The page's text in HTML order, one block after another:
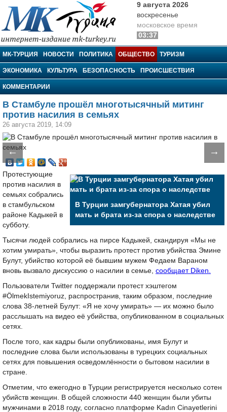
МК-Турция
9 августа 2026
воскресенье
московское время
03:37
МК-ТУРЦИЯ НОВОСТИ ПОЛИТИКА ОБЩЕСТВО ТУРИЗМ
ЭКОНОМИКА КУЛЬТУРА БЕЗОПАСНОСТЬ ПРОИСШЕСТВИЯ
КОММЕНТАРИИ
В Стамбуле прошёл многотысячный митинг
против насилия в семьях
26 августа 2019, 14:09
← →
В Турции замгубернатора Хатая убил
мать и брата из-за спора о наследстве
Протестующие
против насилия в
семьях собрались
в стамбульском
районе Кадыкей в
субботу.
Тысячи людей собрались на пирсе Кадыкей, скандируя «Мы не
хотим умирать», чтобы выразить протест против убийства Эмине
Булут, убийство которой её бывшим мужем Федаем Вараном
вновь вызвало дискуссию о насилии в семье, сообщает Diken.
Пользователи Twitter поддержали протест хэштегом
#ÖlmekIstemiyoruz, распространив, таким образом, последние
слова 38-летней Булут: «Я не хочу умирать» — их можно было
расслышать на видео её убийства, опубликованном в социальных
сетях.
После того, как кадры были опубликованы, имя Булут и
последние слова были использованы в турецких социальных
сетях для повышения осведомлённости о бытовом насилии в
стране.
Отметим, что ежегодно в Турции регистрируется несколько сотен
убийств женщин. В общей сложности 440 женщин были убиты
мужчинами в 2018 году, согласно платформе Kadın Cinayetlerini